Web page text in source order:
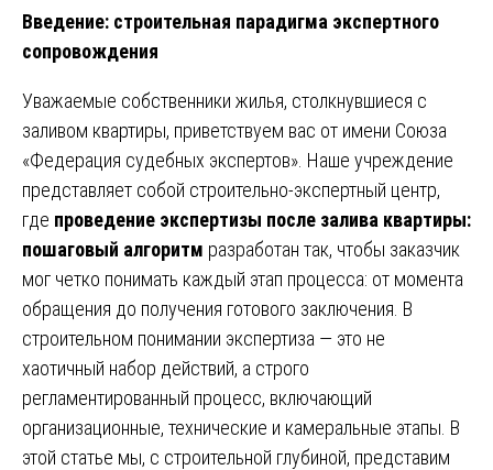
Введение: строительная парадигма экспертного
сопровождения
Уважаемые собственники жилья, столкнувшиеся с
заливом квартиры, приветствуем вас от имени Союза
«Федерация судебных экспертов». Наше учреждение
представляет собой строительно-экспертный центр,
где проведение экспертизы после залива квартиры:
пошаговый алгоритм разработан так, чтобы заказчик
мог четко понимать каждый этап процесса: от момента
обращения до получения готового заключения. В
строительном понимании экспертиза — это не
хаотичный набор действий, а строго
регламентированный процесс, включающий
организационные, технические и камеральные этапы. В
этой статье мы, с строительной глубиной, представим